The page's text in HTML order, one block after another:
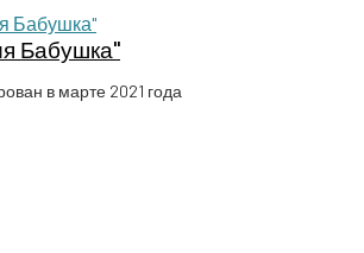
Бабушка"
в марте 2021 года